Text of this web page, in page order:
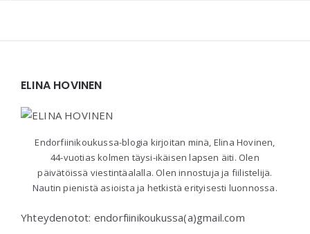
ELINA HOVINEN
Endorfiinikoukussa-blogia kirjoitan minä, Elina Hovinen,
44-vuotias kolmen täysi-ikäisen lapsen äiti. Olen
päivätöissä viestintäalalla. Olen innostuja ja fiilistelijä.
Nautin pienistä asioista ja hetkistä erityisesti luonnossa.
Yhteydenotot: endorfiinikoukussa(a)gmail.com